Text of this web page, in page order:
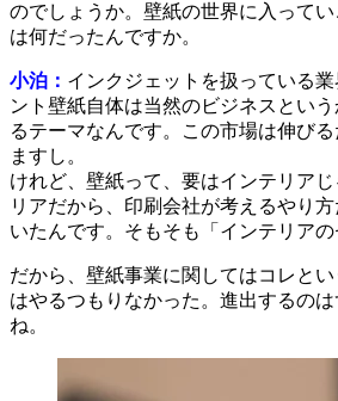
のでしょうか。壁紙の世界に入って
は何だったんですか。
小泊： インクジェットを扱っている
ント壁紙自体は当然のビジネスとい
るテーマなんです。この市場は伸び
ますし。
けれど、壁紙って、要はインテリア
リアだから、印刷会社が考えるやり
いたんです。そもそも「インテリアの
だから、壁紙事業に関してはコレと
はやるつもりなかった。進出するの
ね。